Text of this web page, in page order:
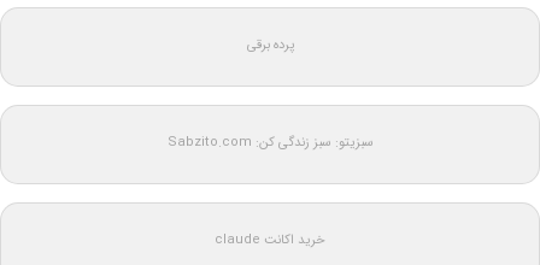
پرده برقی
سبزیتو: سبز زندگی کن: Sabzito.com
خرید اکانت claude